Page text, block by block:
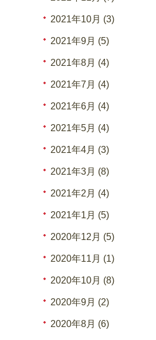
2021年10月 (3)
2021年9月 (5)
2021年8月 (4)
2021年7月 (4)
2021年6月 (4)
2021年5月 (4)
2021年4月 (3)
2021年3月 (8)
2021年2月 (4)
2021年1月 (5)
2020年12月 (5)
2020年11月 (1)
2020年10月 (8)
2020年9月 (2)
2020年8月 (6)